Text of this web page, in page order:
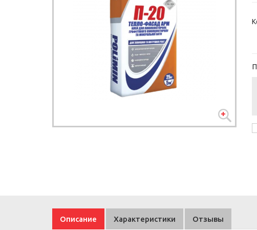
Описание Характеристики Отзывы